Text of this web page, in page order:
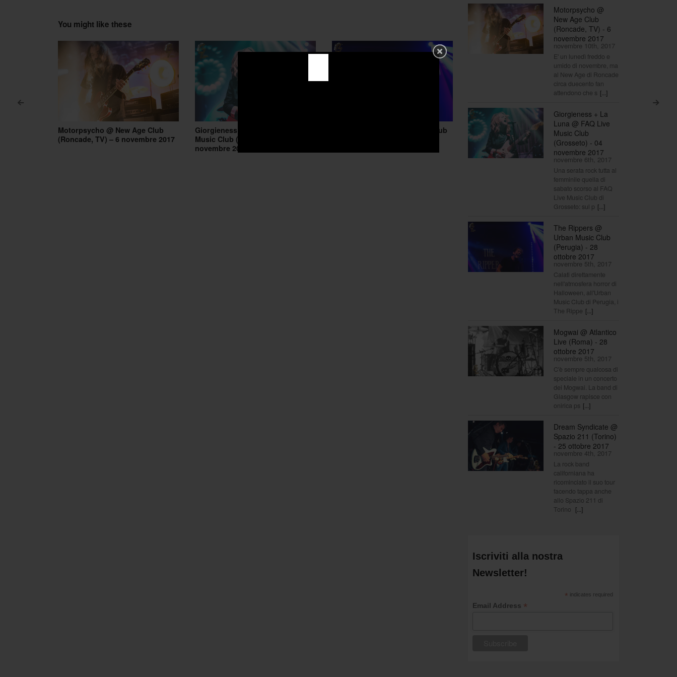
Post navigation
< >
You might like these
Motorpsycho @ New Age Club
(Roncade, TV) – 6 novembre 2017
Giorgieness + La Luna @ FAQ Live
Music Club (Grosseto) – 04
novembre 2017
The Rippers @ Urban Music Club
Motorpsycho @
New Age Club
(Roncade, TV) - 6
novembre 2017
novembre 10th, 2017
E' un lunedì freddo e
umido di novembre, ma
al New Age di Roncade
circa duecento fan
attendono che s [...]
Giorgieness + La
Luna @ FAQ Live
Music Club
(Grosseto) - 04
novembre 2017
novembre 6th, 2017
Una serata rock tutta al
femminile quella di
sabato scorso al FAQ
Live Music Club di
Grosseto: sul p [...]
The Rippers @
Urban Music Club
(Perugia) - 28
ottobre 2017
novembre 5th, 2017
Calati direttamente
nell'atmosfera horror di
Halloween, all'Urban
Music Club di Perugia, i
The Rippe [...]
Mogwai @ Atlantico
Live (Roma) - 28
ottobre 2017
novembre 5th, 2017
C'è sempre qualcosa di
speciale in un concerto
dei Mogwai. La band di
Glasgow rapisce con
onirica ps [...]
Dream Syndicate @
Spazio 211 (Torino)
- 25 ottobre 2017
novembre 4th, 2017
La rock band
californiana ha
ricominciato il suo tour
facendo tappa anche
allo Spazio 211 di
Torino [...]
Iscriviti alla nostra
Newsletter!
* indicates required
Email Address *